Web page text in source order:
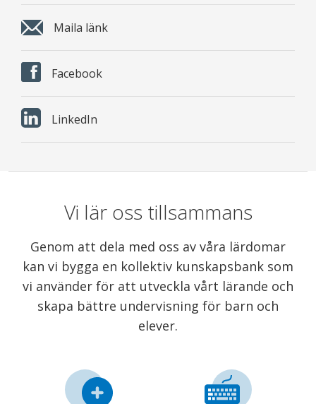
Maila länk
Facebook
LinkedIn
Vi lär oss tillsammans
Genom att dela med oss av våra lärdomar
kan vi bygga en kollektiv kunskapsbank som
vi använder för att utveckla vårt lärande och
skapa bättre undervisning för barn och
elever.